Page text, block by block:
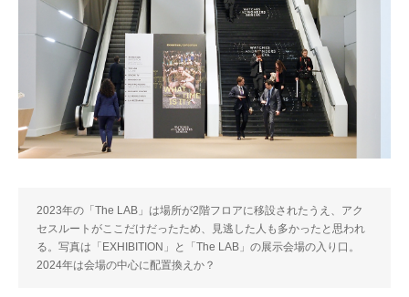
2023年の「The LAB」は場所が2階フロアに移設されたうえ、アク
セスルートがここだけだったため、見逃した人も多かったと思われ
る。写真は「EXHIBITION」と「The LAB」の展示会場の入り口。
2024年は会場の中心に配置換えか？